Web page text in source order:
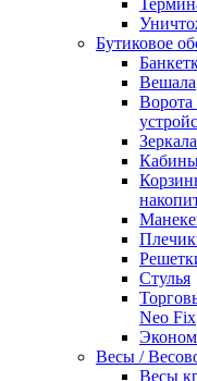
Бутиковое
Вешала
Ворота
Зеркала
Стулья
Neo Fix
Весы /
Весы